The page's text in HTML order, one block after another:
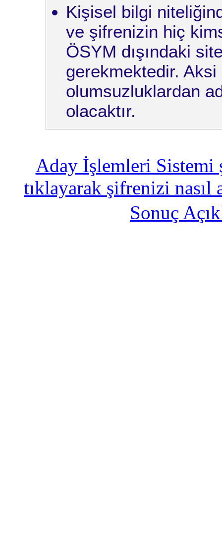
Kişisel bilgi
ve şifrenizin hiç
ÖSYM dışındaki
gerekmektedir.
olumsuzluklardan
olacaktır.
Aday İşlemleri Sistemi
tıklayarak şifrenizi
Sonuç